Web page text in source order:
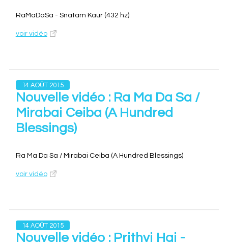
RaMaDaSa - Snatam Kaur (432 hz)
voir vidéo
14 AOÛT 2015
Nouvelle vidéo : Ra Ma Da Sa /
Mirabai Ceiba (A Hundred
Blessings)
Ra Ma Da Sa / Mirabai Ceiba (A Hundred Blessings)
voir vidéo
14 AOÛT 2015
Nouvelle vidéo : Prithvi Hai -